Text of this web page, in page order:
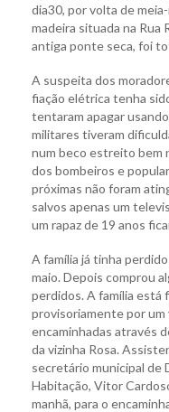
dia30, por volta de
madeira situada na Rua
antiga ponte seca, foi
A suspeita dos
fiação elétrica tenha
tentaram apagar
militares tiveram
num beco estreito bem
dos bombeiros e
próximas não foram
salvos apenas um
um rapaz de 19 anos
A família já tinha
maio. Depois comprou
perdidos. A família está
provisoriamente por um
encaminhadas através
da vizinha Rosa.
secretário municipal de
Habitação, Vitor
manhã, para o